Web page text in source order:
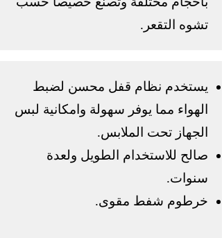
تشوه التقعر.
يستخدم نظام قفل محسن لضبط
الهواء مما يوفر سهولة وامكانية لبس
الجهاز تحت الملابس.
صالح للاستخدام الطويل ولعدة
سنوات.
خرطوم شفط مقوى.